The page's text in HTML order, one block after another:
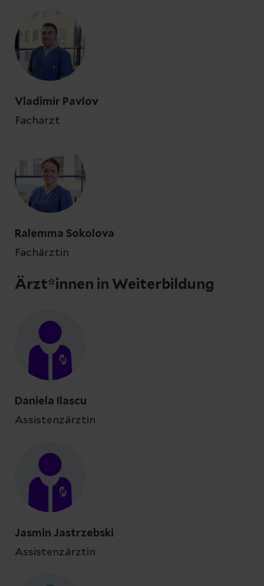
Vladimir Pavlov
Facharzt
Ralemma Sokolova
Fachärztin
Ärzt*innen in Weiterbildung
Daniela Ilascu
Assistenzärztin
Jasmin Jastrzebski
Assistenzärztin